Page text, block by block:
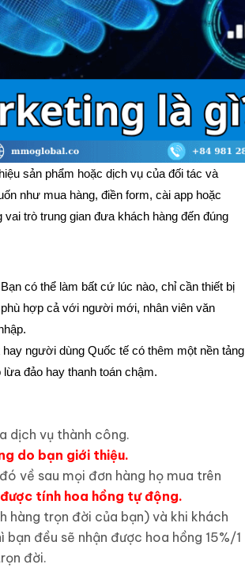
sản phẩm hoặc dịch vụ của đối tác và
như mua hàng, điền form, cài app hoặc
trò trung gian đưa khách hàng đến đúng
có thể làm bất cứ lúc nào, chỉ cần thiết bị
hợp cả với người mới, nhân viên văn
người dùng Quốc tế có thêm một nền tảng
đảo hay thanh toán chậm.
dịch vụ thành công.
do bạn giới thiệu.
về sau mọi đơn hàng họ mua trên
được tính hoa hồng tự động.
hàng trọn đời của bạn) và khi khách
đều sẽ nhận được hoa hồng 15%/1
đời.